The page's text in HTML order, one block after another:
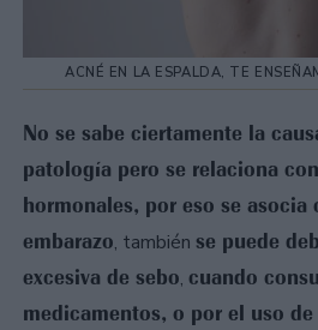
ACNÉ EN LA ESPALDA, TE
No se sabe ciertamente la
patología pero se relaciona
hormonales, por eso se
embarazo, también se puede
excesiva de sebo, cuando
medicamentos, o por el uso